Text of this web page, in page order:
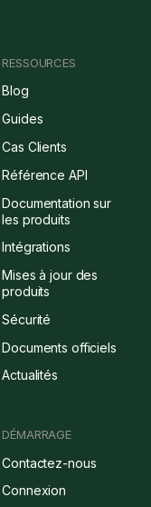
RESSOURCES
Blog
Guides
Cas Clients
Référence API
Documentation sur
les produits
Intégrations
Mises à jour des
produits
Sécurité
Documents officiels
Actualités
DÉMARRAGE
Contactez-nous
Connexion